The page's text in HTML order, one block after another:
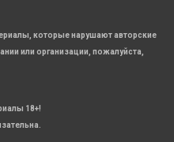
которые нарушают авторские
или организации, пожалуйста,
18+!